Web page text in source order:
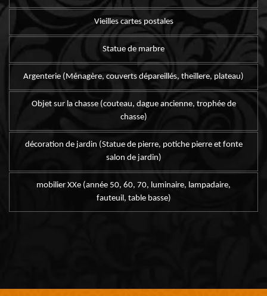
Vieilles cartes postales
Statue de marbre
Argenterie (Ménagère, couverts dépareillés, theillere, plateau)
Objet sur la chasse (couteau, dague ancienne, trophée de
chasse)
décoration de jardin (Statue de pierre, potiche pierre et fonte
salon de jardin)
mobilier XXe (année 50, 60, 70, luminaire, lampadaire,
fauteuil, table basse)